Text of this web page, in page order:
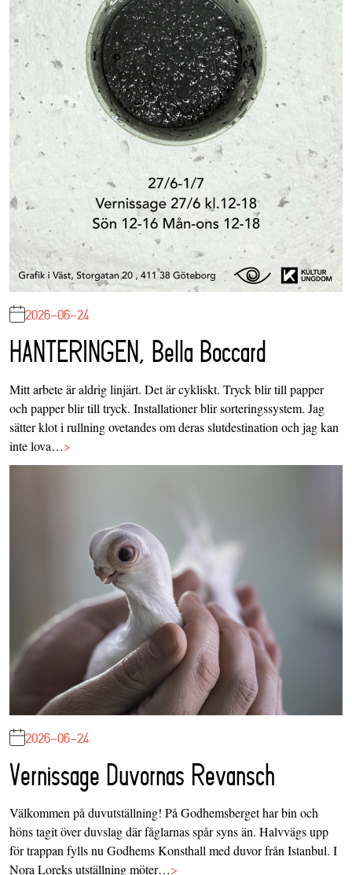
2026-06-24
HANTERINGEN, Bella Boccard
Mitt arbete är aldrig linjärt. Det är cykliskt. Tryck blir till papper
och papper blir till tryck. Installationer blir sorteringssystem. Jag
sätter klot i rullning ovetandes om deras slutdestination och jag kan
inte lova…>
2026-06-24
Vernissage Duvornas Revansch
Välkommen på duvutställning! På Godhemsberget har bin och
höns tagit över duvslag där fåglarnas spår syns än. Halvvägs upp
för trappan fylls nu Godhems Konsthall med duvor från Istanbul. I
Nora Loreks utställning möter…>